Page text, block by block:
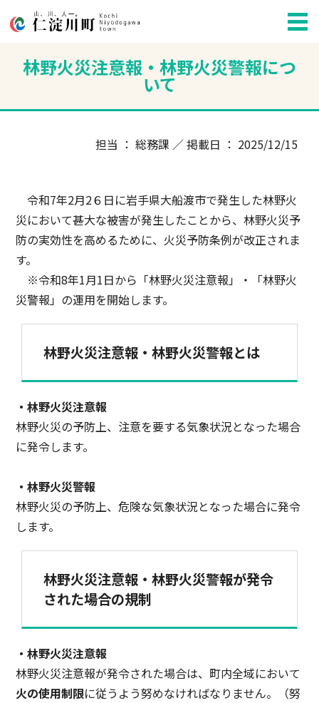
林野火災注意報・林野火災警報につ
いて
担当 ： 総務課 ／ 掲載日 ： 2025/12/15
令和7年2月2６日に岩手県大船渡市で発生した林野火
災において甚大な被害が発生したことから、林野火災予
防の実効性を高めるために、火災予防条例が改正されま
す。
※令和8年1月1日から「林野火災注意報」・「林野火
災警報」の運用を開始します。
林野火災注意報・林野火災警報とは
・林野火災注意報
林野火災の予防上、注意を要する気象状況となった場合
に発令します。
・林野火災警報
林野火災の予防上、危険な気象状況となった場合に発令
します。
林野火災注意報・林野火災警報が発令
された場合の規制
・林野火災注意報
林野火災注意報が発令された場合は、町内全域において
火の使用制限に従うよう努めなければなりません。（努